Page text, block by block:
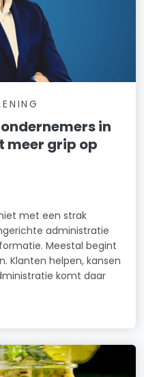
in
meer grip op
met een strak
administratie
Meestal begint
Klanten helpen, kansen
komt daar